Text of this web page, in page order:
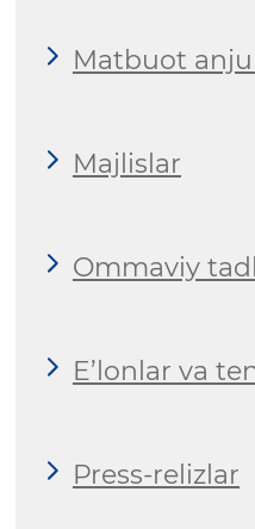
Matbuot
Majlislar
Ommaviy
E’lonlar va
Press-relizlar